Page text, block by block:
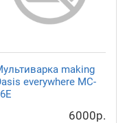
making
everywhere MC-
6000р.